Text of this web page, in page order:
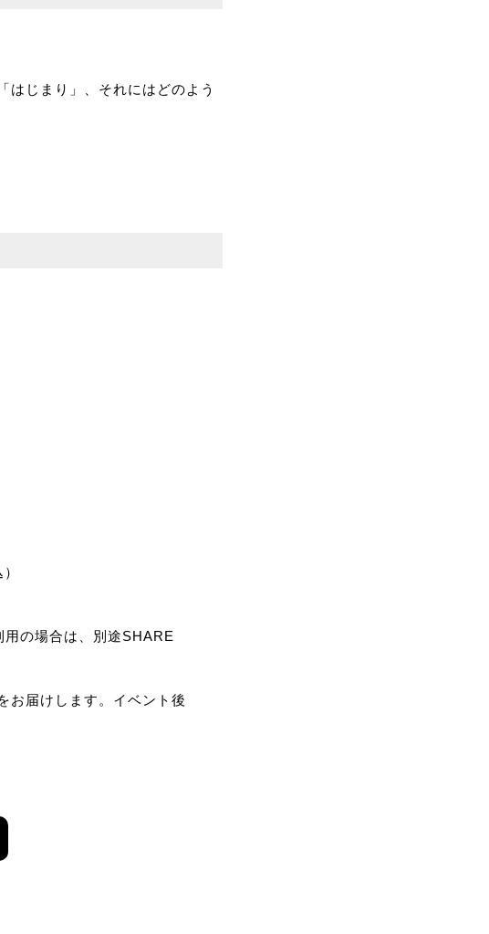
はじまり」、それにはどのよう
の場合は、別途SHARE
届けします。イベント後